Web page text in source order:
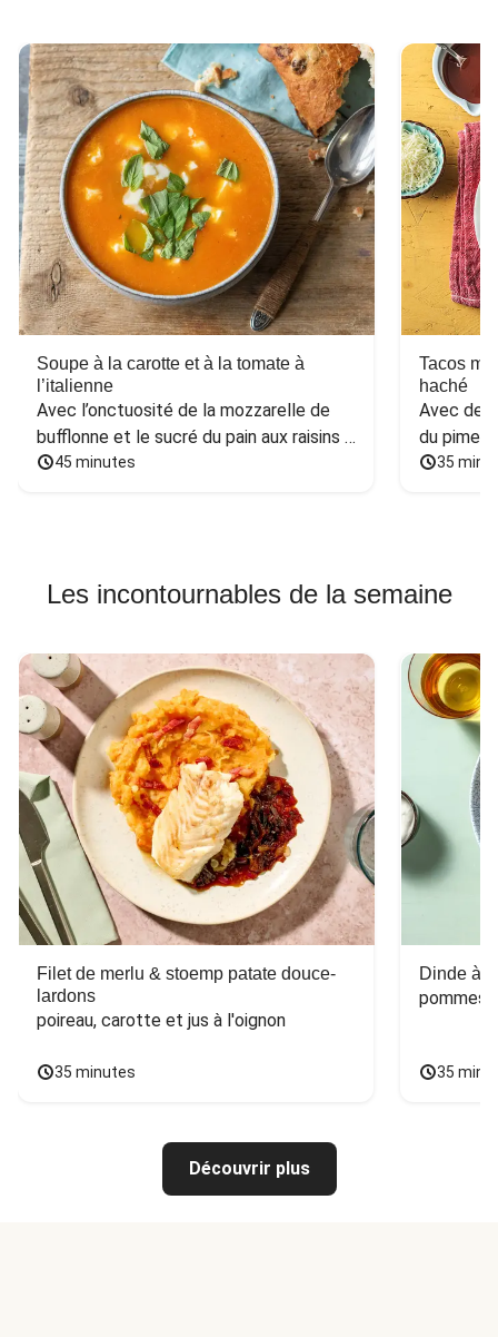
Soupe à la carotte et à la tomate à
l’italienne
Avec l’onctuosité de la mozzarelle de
bufflonne et le sucré du pain aux raisins
et aux noix
45 minutes
Tacos
haché
Avec des
du
35
Les incontournables de la semaine
Filet de merlu & stoemp patate douce-
lardons
poireau, carotte et jus à l'oignon
35 minutes
Dinde à
pommes
35
Découvrir plus